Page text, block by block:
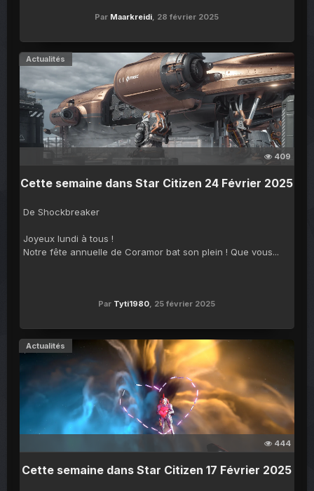
Par Maarkreidi, 28 février 2025
Actualités
409
Cette semaine dans Star Citizen 24 Février 2025
De Shockbreaker
Joyeux lundi à tous !
Notre fête annuelle de Coramor bat son plein ! Que vous...
Par Tyti1980, 25 février 2025
Actualités
444
Cette semaine dans Star Citizen 17 Février 2025